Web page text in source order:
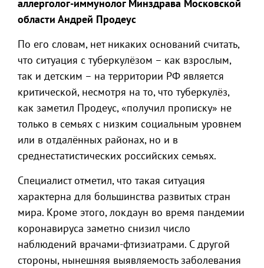
аллерголог-иммунолог Минздрава Московской
области Андрей Продеус
По его словам, нет никаких оснований считать,
что ситуация с туберкулёзом – как взрослым,
так и детским – на территории РФ является
критической, несмотря на то, что туберкулёз,
как заметил Продеус, «получил прописку» не
только в семьях с низким социальным уровнем
или в отдалённых районах, но и в
среднестатистических российских семьях.
Специалист отметил, что такая ситуация
характерна для большинства развитых стран
мира. Кроме этого, локдаун во время пандемии
коронавируса заметно снизил число
наблюдений врачами-фтизиатрами. С другой
стороны, нынешняя выявляемость заболевания